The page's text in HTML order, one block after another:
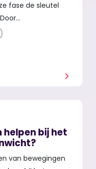
fase de sleutel
helpen bij het
van bewegingen